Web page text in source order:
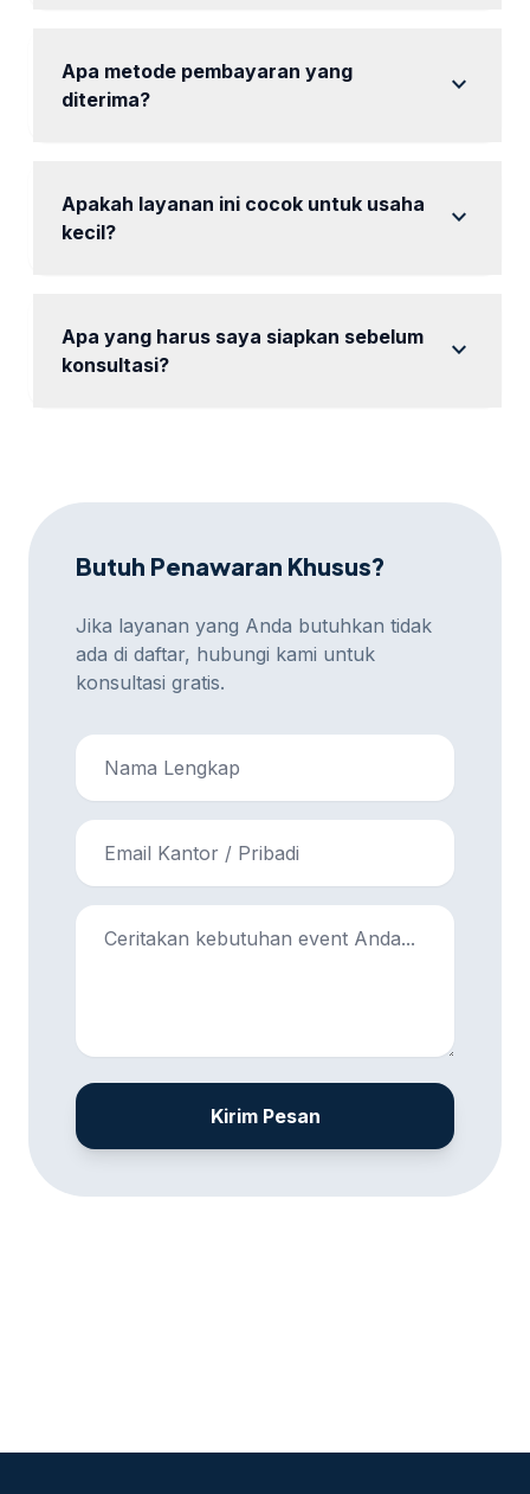
Apa metode pembayaran yang
diterima?
expand_more
Apakah layanan ini cocok untuk usaha
kecil?
expand_more
Apa yang harus saya siapkan sebelum
konsultasi?
expand_more
Butuh Penawaran Khusus?
Jika layanan yang Anda butuhkan tidak
ada di daftar, hubungi kami untuk
konsultasi gratis.
Kirim Pesan